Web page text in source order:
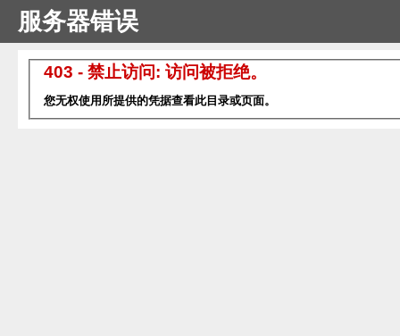
服务器错误
403 - 禁止访问: 访问被拒绝。
您无权使用所提供的凭据查看此目录或页面。